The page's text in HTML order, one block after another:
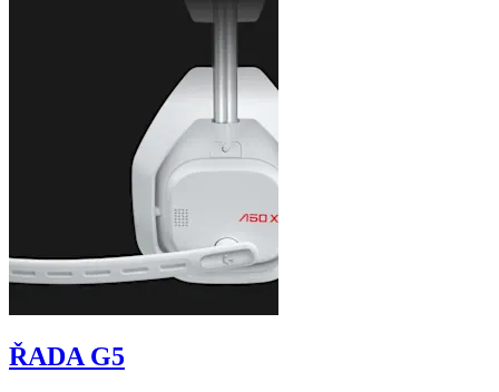
ŘADA G5